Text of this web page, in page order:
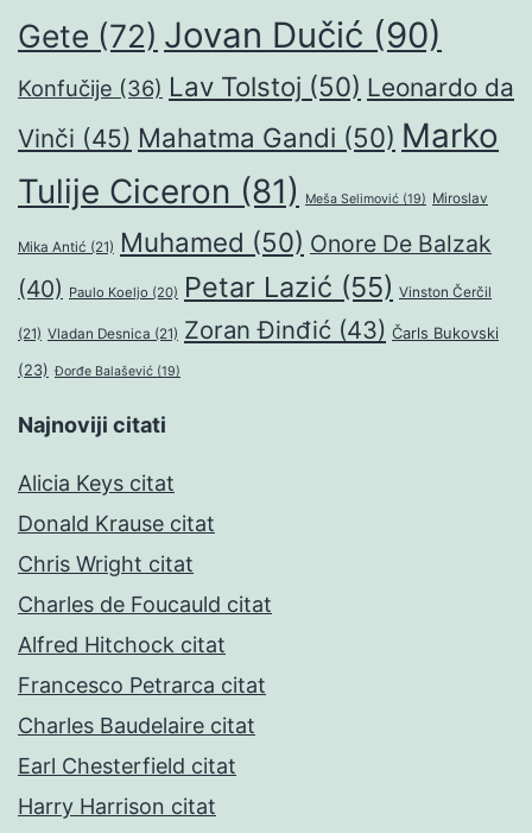
Gete (72) Jovan Dučić (90)
Konfučije (36) Lav Tolstoj (50) Leonardo da
Vinči (45) Mahatma Gandi (50) Marko
Tulije Ciceron (81) Meša Selimović (19) Miroslav
Mika Antić (21) Muhamed (50) Onore De Balzak
(40) Paulo Koeljo (20) Petar Lazić (55) Vinston Čerčil
(21) Vladan Desnica (21) Zoran Đinđić (43) Čarls Bukovski
(23) Đorđe Balašević (19)
Najnoviji citati
Alicia Keys citat
Donald Krause citat
Chris Wright citat
Charles de Foucauld citat
Alfred Hitchock citat
Francesco Petrarca citat
Charles Baudelaire citat
Earl Chesterfield citat
Harry Harrison citat